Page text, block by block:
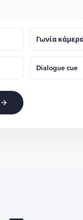
Γωνία
Dialogue cue